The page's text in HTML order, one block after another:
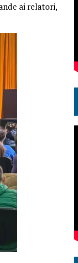
ai relatori,